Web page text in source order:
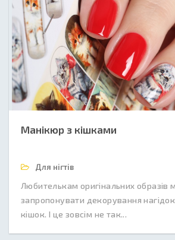
Манікюр з кішками
Для нігтів
Любителькам оригінальних образів
запропонувати декорування
кішок. І це зовсім не так...